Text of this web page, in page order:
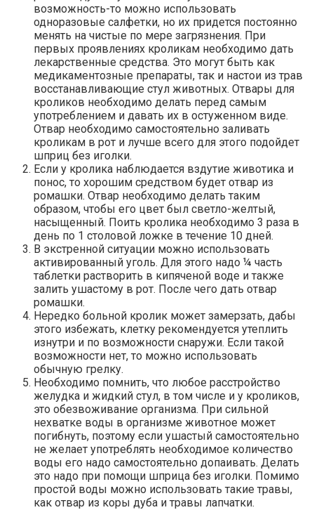
возможность-то можно использовать
одноразовые салфетки, но их придется постоянно
менять на чистые по мере загрязнения. При
первых проявлениях кроликам необходимо дать
лекарственные средства. Это могут быть как
медикаментозные препараты, так и настои из трав
восстанавливающие стул животных. Отвары для
кроликов необходимо делать перед самым
употреблением и давать их в остуженном виде.
Отвар необходимо самостоятельно заливать
кроликам в рот и лучше всего для этого подойдет
шприц без иголки.
Если у кролика наблюдается вздутие животика и
понос, то хорошим средством будет отвар из
ромашки. Отвар необходимо делать таким
образом, чтобы его цвет был светло-желтый,
насыщенный. Поить кролика необходимо 3 раза в
день по 1 столовой ложке в течение 10 дней.
В экстренной ситуации можно использовать
активированный уголь. Для этого надо ¼ часть
таблетки растворить в кипяченой воде и также
залить ушастому в рот. После чего дать отвар
ромашки.
Нередко больной кролик может замерзать, дабы
этого избежать, клетку рекомендуется утеплить
изнутри и по возможности снаружи. Если такой
возможности нет, то можно использовать
обычную грелку.
Необходимо помнить, что любое расстройство
желудка и жидкий стул, в том числе и у кроликов,
это обезвоживание организма. При сильной
нехватке воды в организме животное может
погибнуть, поэтому если ушастый самостоятельно
не желает употреблять необходимое количество
воды его надо самостоятельно допаивать. Делать
это надо при помощи шприца без иголки. Помимо
простой воды можно использовать такие травы,
как отвар из коры дуба и травы лапчатки.